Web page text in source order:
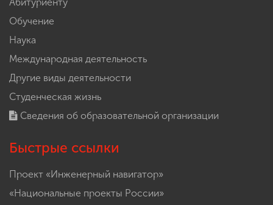
Обучение
Наука
Международная деятельность
Другие виды деятельности
Студенческая жизнь
Сведения об образовательной организации
Быстрые ссылки
Проект «Инженерный навигатор»
«Национальные проекты России»